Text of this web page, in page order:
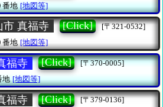
番地 [地図等]
市 真福寺 [Click]
[〒321-0532]
番地 [地図等]
福寺 [Click]
[〒370-0005]
地 [地図等]
福寺 [Click]
[〒379-0136]